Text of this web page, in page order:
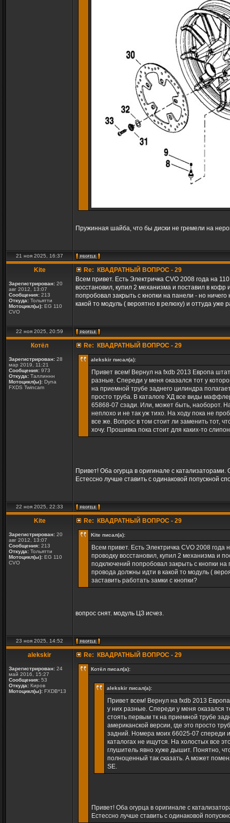
Пружинная шайба, что бы диски не гремели на
21 ноя 2025, 16:37
Kite
Зарегистрирован: 20
авг 2012, 13:07
Сообщения: 213
Откуда: Тольятти
Мотоцикл(ы): EG 110
CVO
Re: КВАДРАТНЫЙ ВОПРОС - 29
Всем привет. Есть Электричка CVO 2008 года на
восстановил, купил 2 механизма и поставил в
попробовал закрыть с кнопки на панели - но
какой то модуль ( вероятно в релюху) и оттуда уже
22 ноя 2025, 20:59
Котёл
Зарегистрирован: 28
мар 2019, 11:21
Сообщения: 973
Откуда: Таллиннн
Мотоцикл(ы): Dyna
FXDS Twincam
Re: КВАДРАТНЫЙ ВОПРОС - 29
alekskir писал(а):
Привет всем! Вернул на fxdb 2013 Европа
разные. Спереди у меня оказался тот у
на приемной трубе заднего цилиндра
просто труба. В каталоге ХД все виды
65868-07 сзади. Или, может быть, наоборот.
неплохо и не так уж тихо. На ходу пока не
все же. Вопрос в том стоит ли заменить тот,
хочу. Прошивка пока стоит для каких-то
Привет! Оба огурца в оригинале с
Естессно лучше ставить с одинаковой попускной
22 ноя 2025, 22:33
Kite
Зарегистрирован: 20
авг 2012, 13:07
Сообщения: 213
Откуда: Тольятти
Мотоцикл(ы): EG 110
CVO
Re: КВАДРАТНЫЙ ВОПРОС - 29
Kite писал(а):
Всем привет. Есть Электричка CVO 2008
проводку восстановил, купил 2 механизма и
подключений попробовал закрыть с кнопки
провода должны идти в какой то модуль (
заставить работать замки с кнопки?
вопрос снят. модуль ЦЗ исчез.
23 ноя 2025, 14:52
alekskir
Зарегистрирован: 24
май 2016, 15:27
Сообщения: 53
Откуда: Киров
Мотоцикл(ы): FXDB*13
Re: КВАДРАТНЫЙ ВОПРОС - 29
Котёл писал(а):
alekskir писал(а):
Привет всем! Вернул на fxdb 2013
у них разные. Спереди у меня оказался
стоять первым тк на приемной трубе
американской версии, где это просто
задний. Номера моих 66025-07 спереди
каталогах не ищутся. На холостых все
глушитель явно хуже дышит. Понятно,
полноценный так сказать. А может
SE.
Привет! Оба огурца в оригинале с
Естессно лучше ставить с одинаковой